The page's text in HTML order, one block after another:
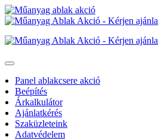
Panel ablakcsere akció
Beépítés
Árkalkulátor
Ajánlatkérés
Szaküzleteink
Adatvédelem